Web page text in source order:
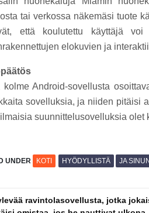
tai verkossa näkemäsi tuote
että koulutettu käyttäjä
elokuvien ja
kolme Android-sovellusta
sovelluksia, ja niiden pitäisi
​​suunnittelusovelluksia
UNDER KOTI HYÖDYLLISTÄ JA
ravintolasovellusta, jotka